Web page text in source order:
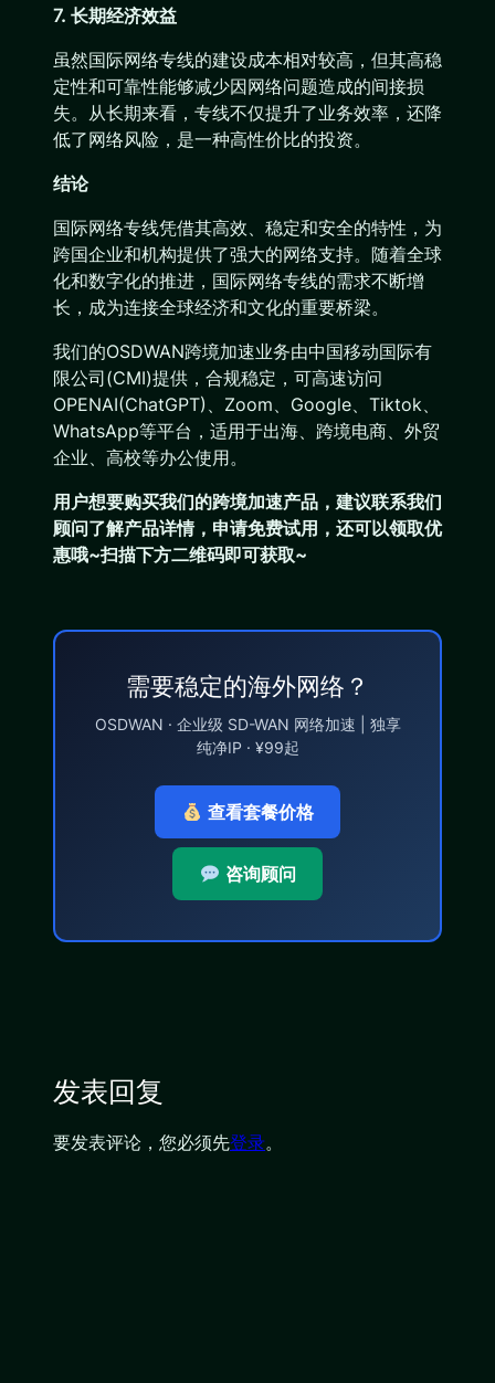
7. 长期经济效益
虽然国际网络专线的建设成本相对较高，但其高稳
定性和可靠性能够减少因网络问题造成的间接损
失。从长期来看，专线不仅提升了业务效率，还降
低了网络风险，是一种高性价比的投资。
结论
国际网络专线凭借其高效、稳定和安全的特性，为
跨国企业和机构提供了强大的网络支持。随着全球
化和数字化的推进，国际网络专线的需求不断增
长，成为连接全球经济和文化的重要桥梁。
我们的OSDWAN跨境加速业务由中国移动国际有
限公司(CMI)提供，合规稳定，可高速访问
OPENAI(ChatGPT)、Zoom、Google、Tiktok、
WhatsApp等平台，适用于出海、跨境电商、外贸
企业、高校等办公使用。
用户想要购买我们的跨境加速产品 ，建议联系我们
顾问了解产品详情，申请免费试用，还可以领取优
惠哦~扫描下方二维码即可获取~
需要稳定的海外网络？
OSDWAN · 企业级 SD-WAN 网络加速 | 独享
纯净IP · ¥99起
查看套餐价格
咨询顾问
发表回复
要发表评论，您必须先登录。